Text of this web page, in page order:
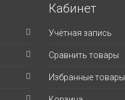
Кабинет
Учётная запись
Сравнить товары
Избранные товары